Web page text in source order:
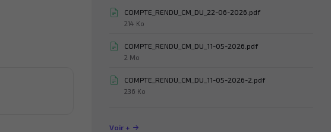
COMPTE_RENDU_CM_DU_22-06-2026.pdf
Taille
214 Ko
COMPTE_RENDU_CM_DU_11-05-2026.pdf
Taille
2 Mo
COMPTE_RENDU_CM_DU_11-05-2026-2.pdf
Taille
236 Ko
Voir +